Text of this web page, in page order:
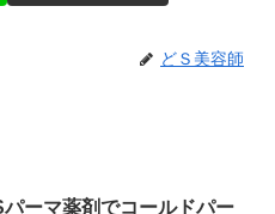
どＳ美容師
パーマ薬剤でコールドパー